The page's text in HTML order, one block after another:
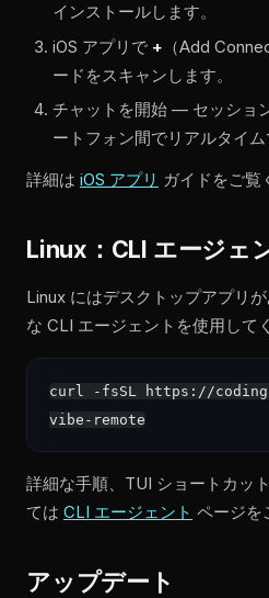
インストールします。
iOS アプリで + （Add
ードをスキャンします。
チャットを開始 — セッショ
ートフォン間でリアルタイム
詳細は iOS アプリ ガイドをご覧
Linux：CLI エージェ
Linux にはデスクトップアプリ
な CLI エージェントを使用して
curl -fsSL https://
詳細な手順、TUI ショートカッ
ては CLI エージェント ページを
アップデート